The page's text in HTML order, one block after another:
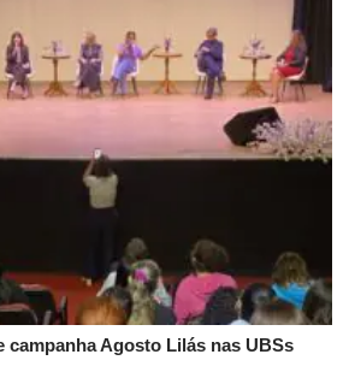
campanha Agosto Lilás nas UBSs